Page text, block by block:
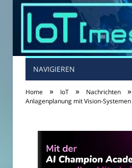
NAVIGIEREN
Home » IoT » Nachrichten »
Anlagenplanung mit Vision-Systemen